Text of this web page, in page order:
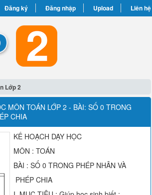
Đăng ký Đăng nhập Upload Liên hệ
Lớp 2
MÔN TOÁN LỚP 2 - BÀI: SỐ 0 TRONG
CHIA
KẾ HOẠCH DẠY HỌC
MÔN : TOÁN
BÀI : SỐ 0 TRONG PHÉP NHÂN VÀ
PHÉP CHIA